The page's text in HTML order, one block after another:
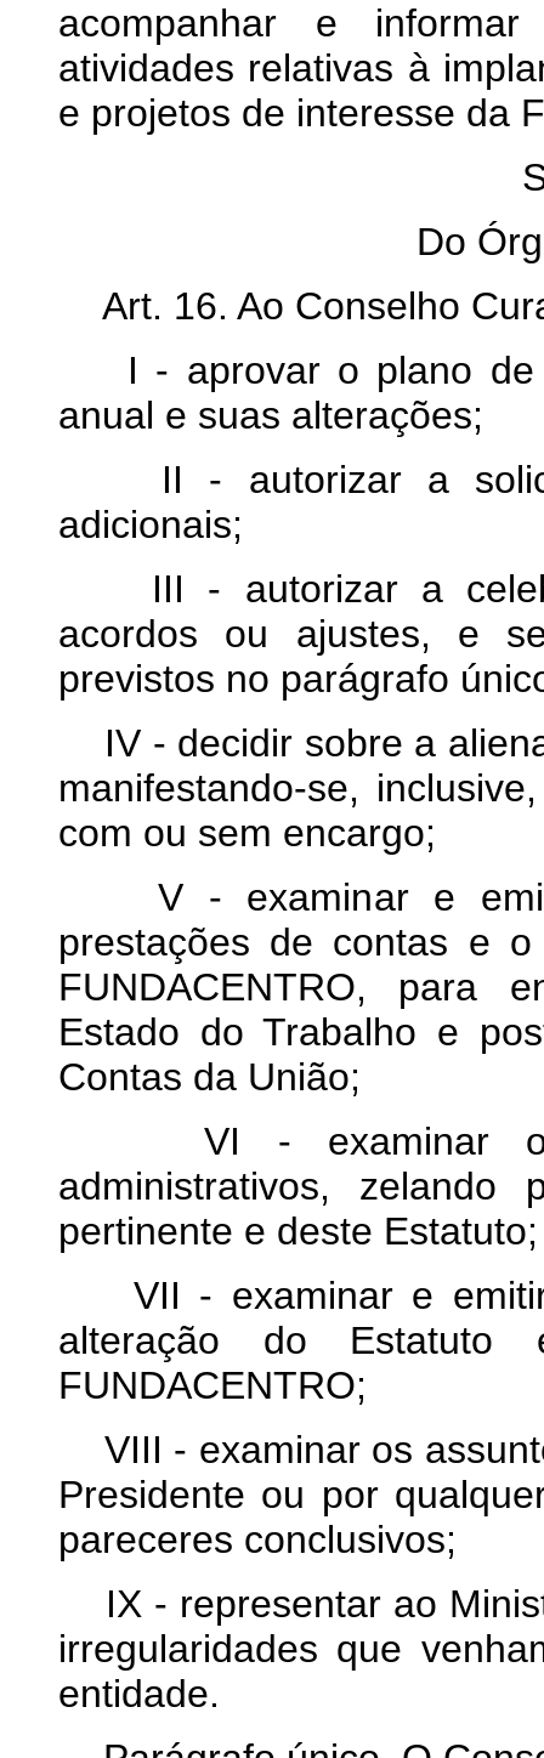
acompanhar e
atividades relativas à
e projetos de interesse da
Do
Art. 16. Ao Conselho
I - aprovar o plano de
anual e suas alterações;
II - autorizar a
adicionais;
III - autorizar a
acordos ou ajustes, e
previstos no parágrafo
IV - decidir sobre a
manifestando-se,
com ou sem encargo;
V - examinar e emitir
prestações de contas e
FUNDACENTRO, para
Estado do Trabalho e
Contas da União;
VI - examinar os
administrativos, zelando
pertinente e deste Estatuto;
VII - examinar e emitir
alteração do
FUNDACENTRO;
VIII - examinar os
Presidente ou por
pareceres conclusivos;
IX - representar ao
irregularidades que
entidade.